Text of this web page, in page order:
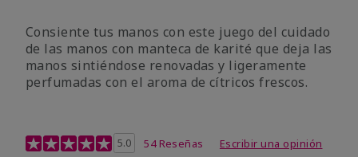
Consiente tus manos con este juego del cuidado
de las manos con manteca de karité que deja las
manos sintiéndose renovadas y ligeramente
perfumadas con el aroma de cítricos frescos.
Calificación de clientes de 4,7 de 5
5.0 54 Reseñas Escribir una opinión